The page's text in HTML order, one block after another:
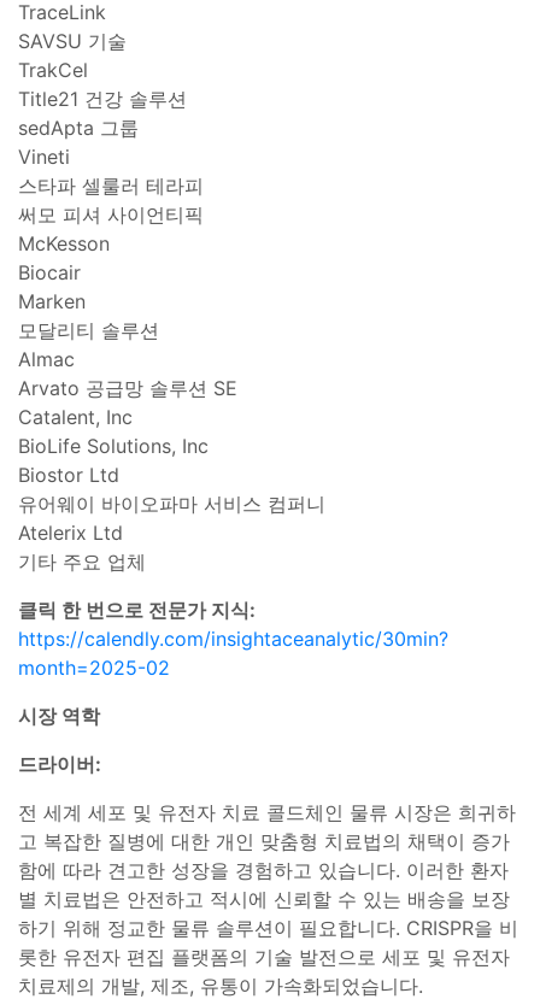
TraceLink
SAVSU 기술
TrakCel
Title21 건강 솔루션
sedApta 그룹
Vineti
스타파 셀룰러 테라피
써모 피셔 사이언티픽
McKesson
Biocair
Marken
모달리티 솔루션
Almac
Arvato 공급망 솔루션 SE
Catalent, Inc
BioLife Solutions, Inc
Biostor Ltd
유어웨이 바이오파마 서비스 컴퍼니
Atelerix Ltd
기타 주요 업체
클릭 한 번으로 전문가 지식:
https://calendly.com/insightaceanalytic/30min?
month=2025-02
시장 역학
드라이버:
전 세계 세포 및 유전자 치료 콜드체인 물류 시장은 희귀하
고 복잡한 질병에 대한 개인 맞춤형 치료법의 채택이 증가
함에 따라 견고한 성장을 경험하고 있습니다. 이러한 환자
별 치료법은 안전하고 적시에 신뢰할 수 있는 배송을 보장
하기 위해 정교한 물류 솔루션이 필요합니다. CRISPR을 비
롯한 유전자 편집 플랫폼의 기술 발전으로 세포 및 유전자
치료제의 개발, 제조, 유통이 가속화되었습니다.